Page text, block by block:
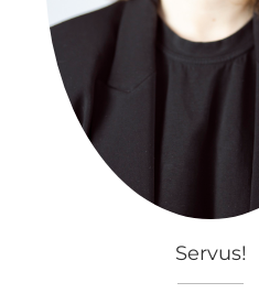
Servus!